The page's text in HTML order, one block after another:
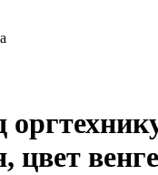
цвет венге